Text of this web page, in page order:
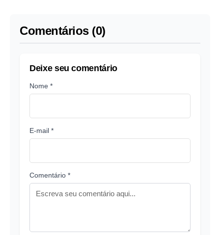
Comentários (0)
Deixe seu comentário
Nome *
E-mail *
Comentário *